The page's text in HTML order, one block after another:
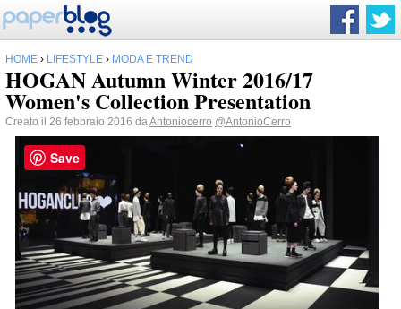
HOME › LIFESTYLE › MODA E TREND
HOGAN Autumn Winter 2016/17
Women's Collection Presentation
Creato il 26 febbraio 2016 daAntoniocerro @AntonioCerro
Save